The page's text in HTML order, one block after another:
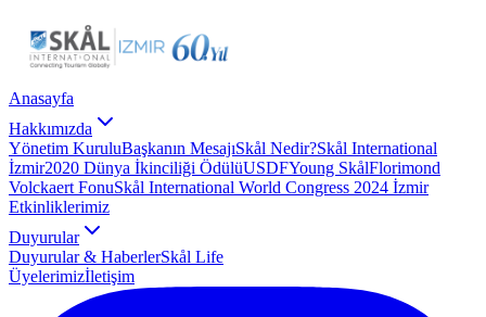
Anasayfa
Hakkımızda
Yönetim KuruluBaşkanın MesajıSkål Nedir?Skål International
İzmir2020 Dünya İkinciliği ÖdülüUSDFYoung SkålFlorimond
Volckaert FonuSkål International World Congress 2024 İzmir
Etkinliklerimiz
Duyurular
Duyurular & HaberlerSkål Life
Üyelerimizİletişim